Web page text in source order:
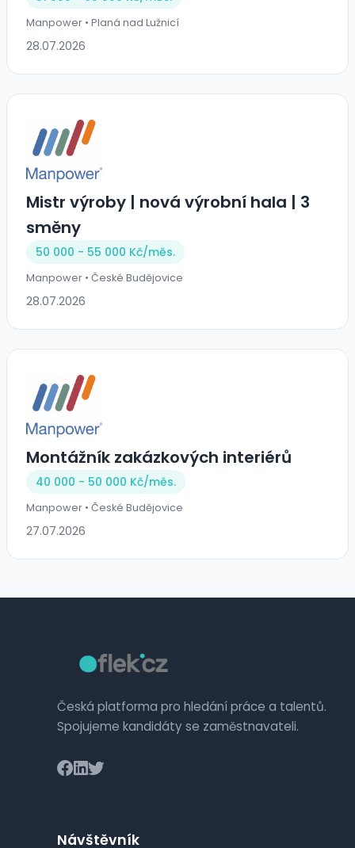
Manpower • Planá nad Lužnicí
28.07.2026
Mistr výroby | nová výrobní hala | 3
směny
50 000 - 55 000 Kč/měs.
Manpower • České Budějovice
28.07.2026
Montážník zakázkových interiérů
40 000 - 50 000 Kč/měs.
Manpower • České Budějovice
27.07.2026
Česká platforma pro hledání práce a talentů.
Spojujeme kandidáty se zaměstnavateli.
Návštěvník